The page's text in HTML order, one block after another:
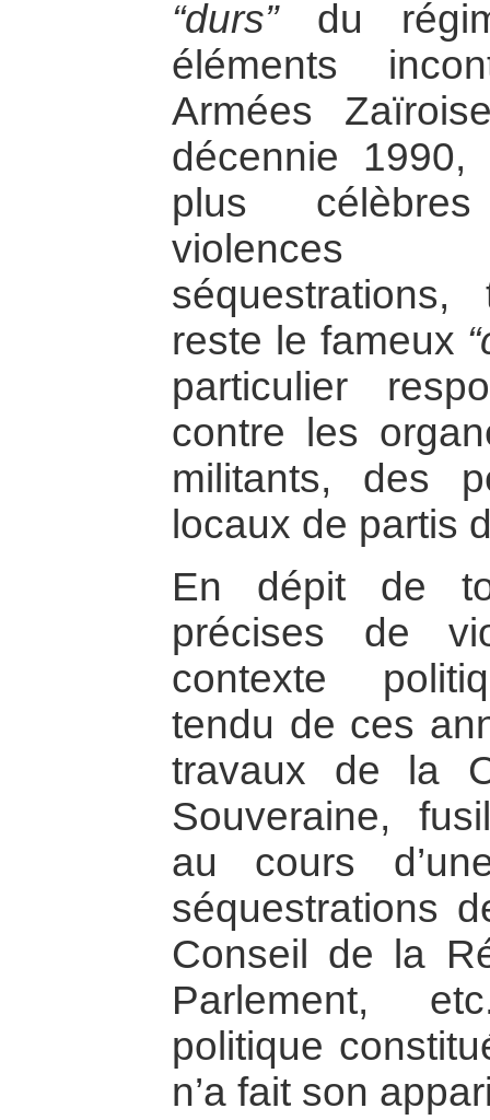
“durs”du
éléments
Armées
décennie
plus
violences
séquestrations,
reste le fameux
particulier
contre les
militants, des
locaux de partis
En dépit de
précises de
contexte
tendu de ces
travaux de la
Souveraine,
au cours
séquestrations
Conseil de la
Parlement,
politique
n’a fait son